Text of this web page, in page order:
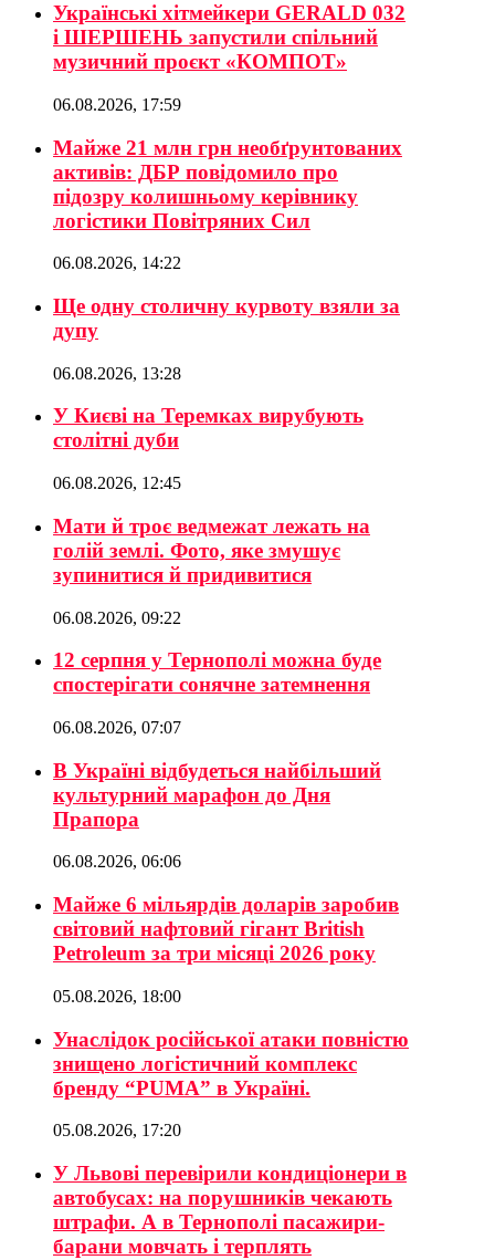
Українські хітмейкери GERALD 032
і ШЕРШЕНЬ запустили спільний
музичний проєкт «КОМПОТ»
06.08.2026, 17:59
Майже 21 млн грн необґрунтованих
активів: ДБР повідомило про
підозру колишньому керівнику
логістики Повітряних Сил
06.08.2026, 14:22
Ще одну столичну курвоту взяли за
дупу
06.08.2026, 13:28
У Києві на Теремках вирубують
столітні дуби
06.08.2026, 12:45
Мати й троє ведмежат лежать на
голій землі. Фото, яке змушує
зупинитися й придивитися
06.08.2026, 09:22
12 серпня у Тернополі можна буде
спостерігати сонячне затемнення
06.08.2026, 07:07
В Україні відбудеться найбільший
культурний марафон до Дня
Прапора
06.08.2026, 06:06
Майже 6 мільярдів доларів заробив
світовий нафтовий гігант British
Petroleum за три місяці 2026 року
05.08.2026, 18:00
Унаслідок російської атаки повністю
знищено логістичний комплекс
бренду “PUMA” в Україні.
05.08.2026, 17:20
У Львові перевірили кондиціонери в
автобусах: на порушників чекають
штрафи. А в Тернополі пасажири-
барани мовчать і терплять